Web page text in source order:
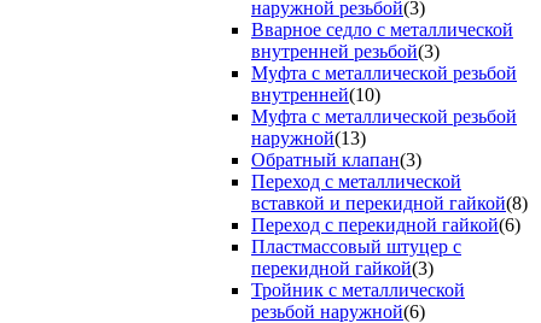
наружной резьбой(3)
Вварное седло с металлической
внутренней резьбой(3)
Муфта с металлической резьбой
внутренней(10)
Муфта с металлической резьбой
наружной(13)
Обратный клапан(3)
Переход с металлической
вставкой и перекидной гайкой(8)
Переход с перекидной гайкой(6)
Пластмассовый штуцер с
перекидной гайкой(3)
Тройник с металлической
резьбой наружной(6)